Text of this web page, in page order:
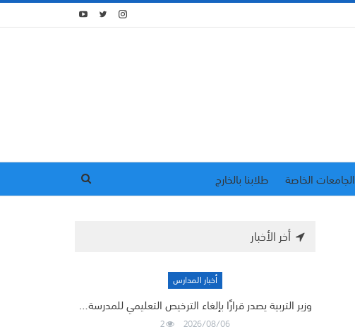
الجامعات الخاصة
طلابنا بالخارج
أخر الأخبار
أخبار المدارس
وزير التربية يصدر قرارًا بإلغاء الترخيص التعليمي للمدرسة…
2026/08/06
2